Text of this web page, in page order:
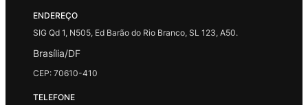
ENDEREÇO
SIG Qd 1, N505, Ed Barão do Rio Branco, SL 123, A50.
Brasília/DF
CEP: 70610-410
TELEFONE